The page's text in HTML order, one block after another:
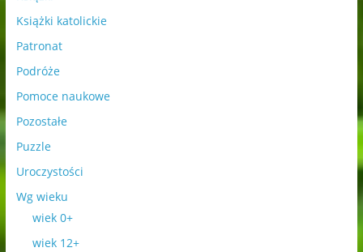
Książki katolickie
Patronat
Podróże
Pomoce naukowe
Pozostałe
Puzzle
Uroczystości
Wg wieku
wiek 0+
wiek 12+